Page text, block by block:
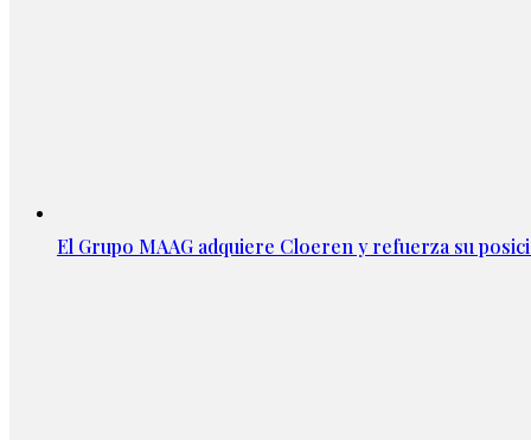
El Grupo MAAG adquiere Cloeren y refuerza su